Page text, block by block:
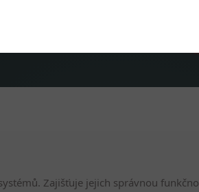
Zajišťuje jejich správnou